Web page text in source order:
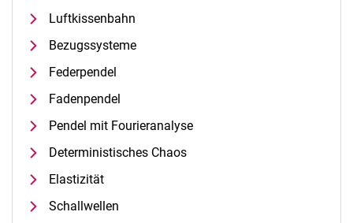
Luftkissenbahn
Bezugssysteme
Federpendel
Fadenpendel
Pendel mit Fourieranalyse
Deterministisches Chaos
Elastizität
Schallwellen